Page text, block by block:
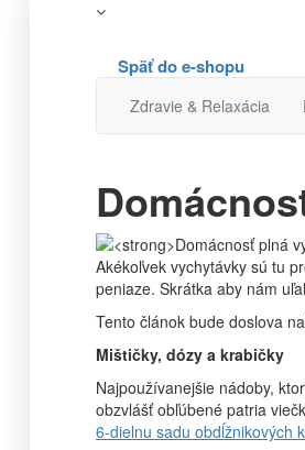
Späť do e-shopu
Zdravie & Relaxácia
Akékoľvek vychytávky sú tu
peniaze. Skrátka aby nám
Tento článok bude doslova
Mištičky, dózy a krabičky
Najpoužívanejšie nádoby,
obzvlášť obľúbené patria
6-dielnu sadu obdĺžnikových